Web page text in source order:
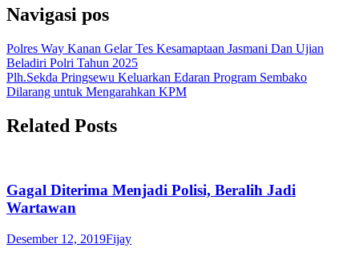
Navigasi pos
Polres Way Kanan Gelar Tes Kesamaptaan Jasmani Dan Ujian
Beladiri Polri Tahun 2025
Plh.Sekda Pringsewu Keluarkan Edaran Program Sembako
Dilarang untuk Mengarahkan KPM
Related Posts
Gagal Diterima Menjadi Polisi, Beralih Jadi
Wartawan
Desember 12, 2019Fijay